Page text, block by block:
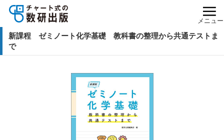
メニュー
新課程 ゼミノート化学基礎 教科書の整理から共通テストま
で